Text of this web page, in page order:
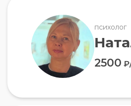
психолог
2500